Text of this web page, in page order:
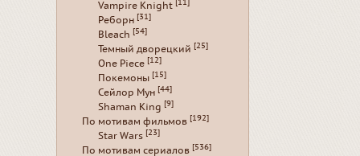
Vampire Knight [11]
Реборн [31]
Bleach [54]
Темный дворецкий [25]
One Piece [12]
Покемоны [15]
Сейлор Мун [44]
Shaman King [9]
По мотивам фильмов [192]
Star Wars [23]
По мотивам сериалов [536]